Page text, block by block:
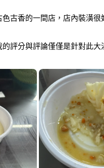
古香的一間店，店內裝潢很
評分與評論僅僅是針對此大
的失敗 哈哈
宙無敵大湯包，C完後輕輕
真的包子皮包湯...
沒有辦法好好細細品嚐罷了